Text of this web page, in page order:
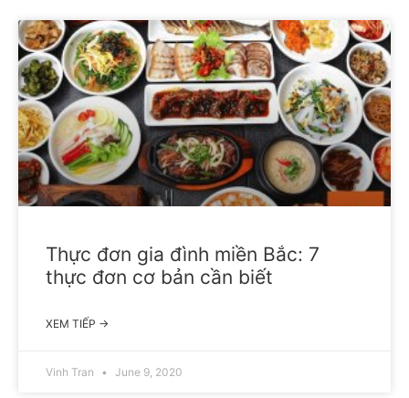
Thực đơn gia đình miền Bắc: 7
thực đơn cơ bản cần biết
XEM TIẾP →
Vinh Tran June 9, 2020